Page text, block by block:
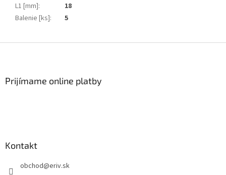
L1 [mm]:
18
Balenie [ks]: 5
Prijímame online platby
Kontakt
obchod@eriv.sk